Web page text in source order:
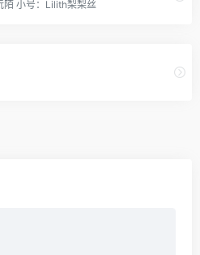
陌 小号：Lilith梨梨丝